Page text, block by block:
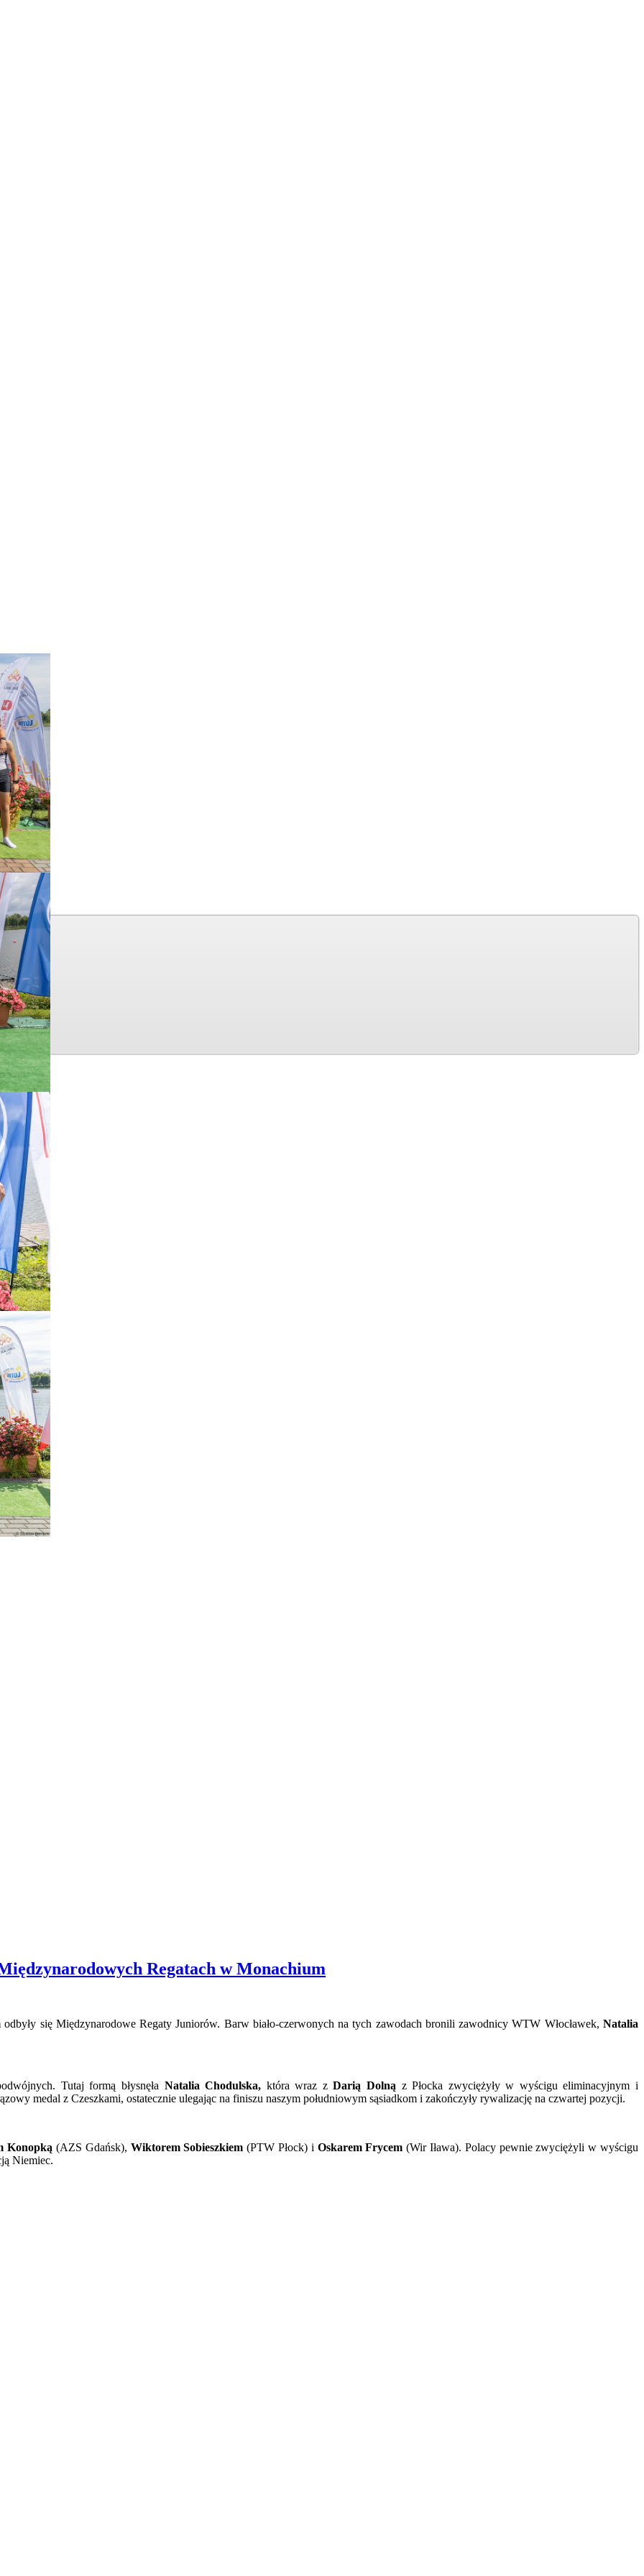
Regatach w Monachium
się Międzynarodowe Regaty Juniorów. Barw biało-czerwonych na tych zawodach bronili zawodnicy WTW Włocławek, Natalia
Tutaj formą błysnęła Natalia Chodulska, która wraz zDarią Dolną z Płocka zwyciężyły w wyścigu eliminacyjnym i
medal z Czeszkami, ostatecznie ulegając na finiszu naszym południowym sąsiadkom i zakończyły rywalizację na czwartej pozycji.
Konopką(AZS Gdańsk), Wiktorem Sobieszkiem (PTW Płock) i Oskarem Frycem (Wir Iława). Polacy pewnie zwyciężyli w wyścigu
Niemiec.